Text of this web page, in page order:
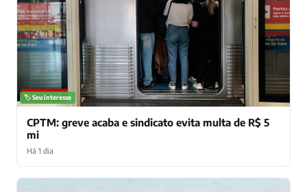
NOTÍCIAS
🏷️ Seu interesse
CPTM: greve acaba e sindicato evita multa de R$ 5
mi
Há 1 dia